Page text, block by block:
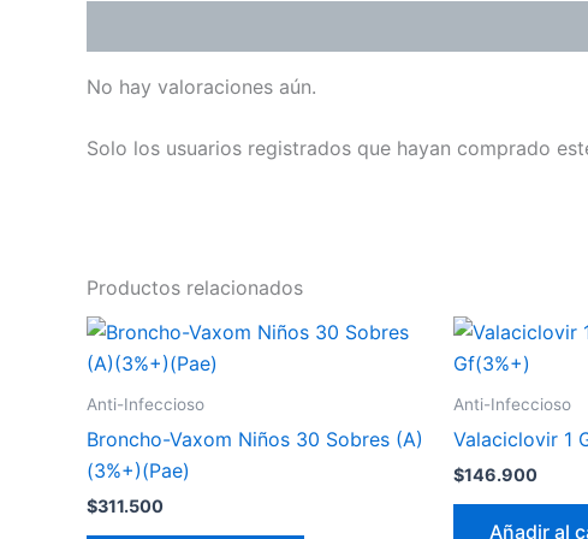
No hay valoraciones aún.
Solo los usuarios registrados que hayan comprado
Productos relacionados
Anti-Infeccioso
Broncho-Vaxom Niños 30 Sobres (A)
(3%+)(Pae)
$311.500
Anti-Infeccioso
Valaciclovir 1
$146.900
Añadir al